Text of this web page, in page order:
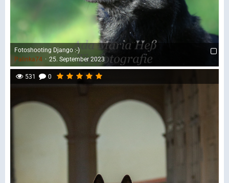
Fotoshooting Django :-)
Palinka74
25. September 2023
531 0